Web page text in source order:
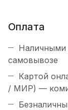
Оплата
Наличными
самовывозе
Картой
/ МИР) —